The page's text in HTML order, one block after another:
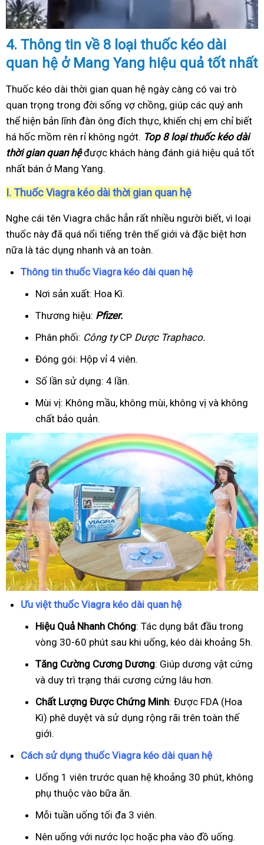
4. Thông tin về 8 loại thuốc kéo dài
quan hệ ở Mang Yang hiệu quả tốt nhất
Thuốc kéo dài thời gian quan hệ ngày càng có vai trò
quan trọng trong đời sống vợ chồng, giúp các quý anh
thể hiện bản lĩnh đàn ông đích thực, khiến chị em chỉ biết
há hốc mồm rên rỉ không ngớt. Top 8 loại thuốc kéo dài
thời gian quan hệđược khách hàng đánh giá hiệu quả tốt
nhất bán ở Mang Yang.
I. Thuốc Viagra kéo dài thời gian quan hệ
Nghe cái tên Viagra chắc hẳn rất nhiều người biết, vì loại
thuốc này đã quá nổi tiếng trên thế giới và đặc biệt hơn
nữa là tác dụng nhanh và an toàn.
Thông tin thuốc Viagra kéo dài quan hệ
Nơi sản xuất: Hoa Kì.
Thương hiệu: Pfizer.
Phân phối: Công tyCP Dược Traphaco.
Đóng gói: Hộp vỉ 4 viên.
Số lần sử dụng: 4 lần.
Mùi vị: Không mầu, không mùi, không vị và không
chất bảo quản.
Ưu việt thuốc Viagra kéo dài quan hệ
Hiệu Quả Nhanh Chóng: Tác dụng bắt đầu trong
vòng 30-60 phút sau khi uống, kéo dài khoảng 5h.
Tăng Cường Cương Dương: Giúp dương vật cứng
và duy trì trạng thái cương cứng lâu hơn.
Chất Lượng Được Chứng Minh: Được FDA (Hoa
Kì) phê duyệt và sử dụng rộng rãi trên toàn thế
giới.
Cách sử dụng thuốc Viagra kéo dài quan hệ
Uống 1 viên trước quan hệ khoảng 30 phút, không
phụ thuộc vào bữa ăn.
Mỗi tuần uống tối đa 3 viên.
Nên uống với nước lọc hoặc pha vào đồ uống.